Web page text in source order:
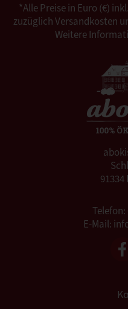
*Alle Preise in Euro (€)
zuzüglich Versandkosten
Weitere
Telefon:
E-Mail: